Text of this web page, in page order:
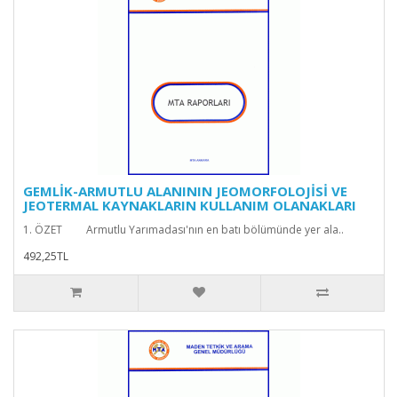
GEMLİK-ARMUTLU ALANININ JEOMORFOLOJİSİ VE
JEOTERMAL KAYNAKLARIN KULLANIM OLANAKLARI
1. ÖZET Armutlu Yarımadası'nın en batı bölümünde yer ala..
492,25TL